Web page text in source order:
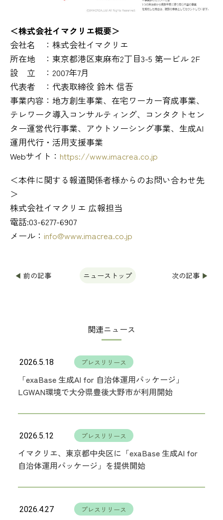
＜株式会社イマクリエ概要＞
会社名 ：株式会社イマクリエ
所在地 ：東京都港区東麻布2丁目3-5 第一ビル 2F
設 立 ：2007年7月
代表者 ：代表取締役 鈴木 信吾
事業内容：地方創生事業、在宅ワーカー育成事業、
テレワーク導入コンサルティング、コンタクトセン
ター運営代行事業、アウトソーシング事業、生成AI
運用代行・活用支援事業
Webサイト： https://www.imacrea.co.jp
＜本件に関する報道関係者様からのお問い合わせ先
＞
株式会社イマクリエ 広報担当
電話:03-6277-6907
メール： info@www.imacrea.co.jp
◀ 前の記事 ニューストップ 次の記事 ▶
関連ニュース
2026.5.18 プレスリリース
「exaBase 生成AI for 自治体運用パッケージ」
LGWAN環境で大分県豊後大野市が利用開始
2026.5.12 プレスリリース
イマクリエ、東京都中央区に「exaBase 生成AI for
自治体運用パッケージ」を提供開始
2026.4.27 プレスリリース